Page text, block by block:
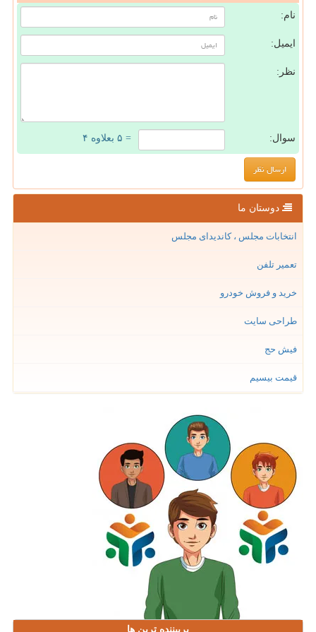
نام:
ایمیل:
نظر:
سوال: = ۵ بعلاوه ۴
دوستان ما
انتخابات مجلس ، کاندیدای مجلس
تعمیر تلفن
خرید و فروش خودرو
طراحی سایت
فیش حج
قیمت بیسیم
پربیننده ترین ها